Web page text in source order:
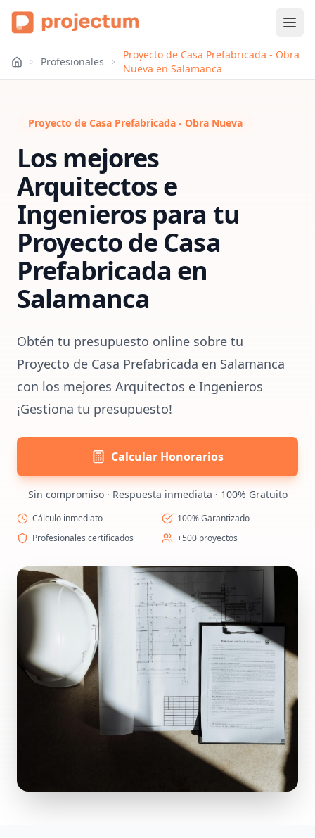
Profesionales
Proyecto de Casa Prefabricada - Obra
Nueva en Salamanca
Proyecto de Casa Prefabricada - Obra Nueva
Los mejores
Arquitectos e
Ingenieros para tu
Proyecto de Casa
Prefabricada en
Salamanca
Obtén tu presupuesto online sobre tu
Proyecto de Casa Prefabricada en Salamanca
con los mejores Arquitectos e Ingenieros
¡Gestiona tu presupuesto!
Calcular Honorarios
Sin compromiso · Respuesta inmediata · 100% Gratuito
Cálculo inmediato
100% Garantizado
Profesionales certificados
+500 proyectos